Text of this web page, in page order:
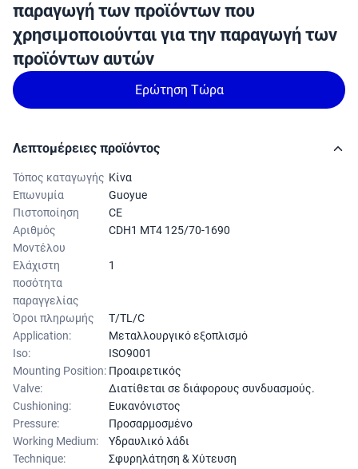
παραγωγή των προϊόντων που
χρησιμοποιούνται για την παραγωγή των
προϊόντων αυτών
Ερώτηση Τώρα
Λεπτομέρειες προϊόντος
Τόπος καταγωγής Κίνα
Επωνυμία
Guoyue
Πιστοποίηση
CE
Αριθμός
Μοντέλου
CDH1 MT4 125/70-1690
Ελάχιστη
ποσότητα
παραγγελίας
1
Όροι πληρωμής
T/TL/C
Application:
Μεταλλουργικό εξοπλισμό
Iso:
ISO9001
Mounting Position: Προαιρετικός
Valve:
Διατίθεται σε διάφορους συνδυασμούς.
Cushioning:
Ευκανόνιστος
Pressure:
Προσαρμοσμένο
Working Medium:
Υδραυλικό λάδι
Technique:
Σφυρηλάτηση & Χύτευση